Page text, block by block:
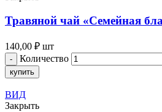
Травяной чай «Семейная
140,00 ₽ шт
Количество
купить
ВИД
Закрыть